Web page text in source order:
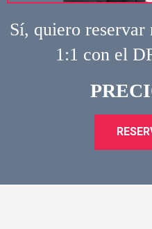
Sí, quiero reservar
1:1 con el